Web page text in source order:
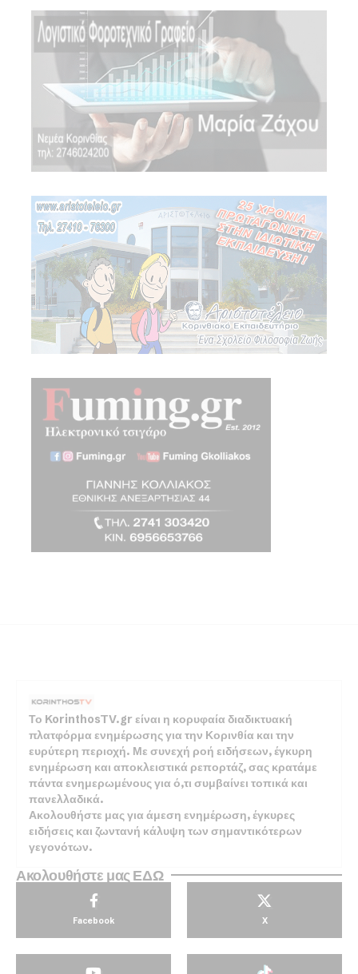
Το KorinthosTV.gr είναι η κορυφαία διαδικτυακή
πλατφόρμα ενημέρωσης για την Κορινθία και την
ευρύτερη περιοχή. Με συνεχή ροή ειδήσεων, έγκυρη
ενημέρωση και αποκλειστικά ρεπορτάζ, σας κρατάμε
πάντα ενημερωμένους για ό,τι συμβαίνει τοπικά και
πανελλαδικά.
Ακολουθήστε μας για άμεση ενημέρωση, έγκυρες
ειδήσεις και ζωντανή κάλυψη των σημαντικότερων
γεγονότων.
Ακολουθήστε μας ΕΔΩ
Facebook X